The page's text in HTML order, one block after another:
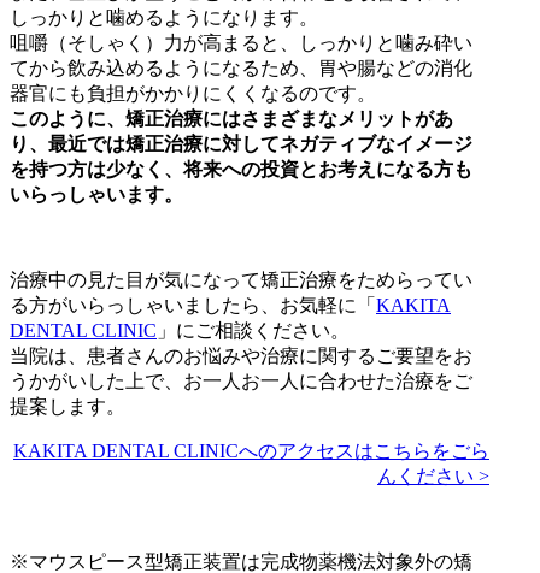
しっかりと噛めるようになります。
咀嚼（そしゃく）力が高まると、しっかりと噛み砕い
てから飲み込めるようになるため、胃や腸などの消化
器官にも負担がかかりにくくなるのです。
このように、矯正治療にはさまざまなメリットがあ
り、最近では矯正治療に対してネガティブなイメージ
を持つ方は少なく、将来への投資とお考えになる方も
いらっしゃいます。
治療中の見た目が気になって矯正治療をためらってい
る方がいらっしゃいましたら、お気軽に「 KAKITA
DENTAL CLINIC 」にご相談ください。
当院は、患者さんのお悩みや治療に関するご要望をお
うかがいした上で、お一人お一人に合わせた治療をご
提案します。
KAKITA DENTAL CLINICへのアクセスはこちらをごら
んください >
※マウスピース型矯正装置は完成物薬機法対象外の矯